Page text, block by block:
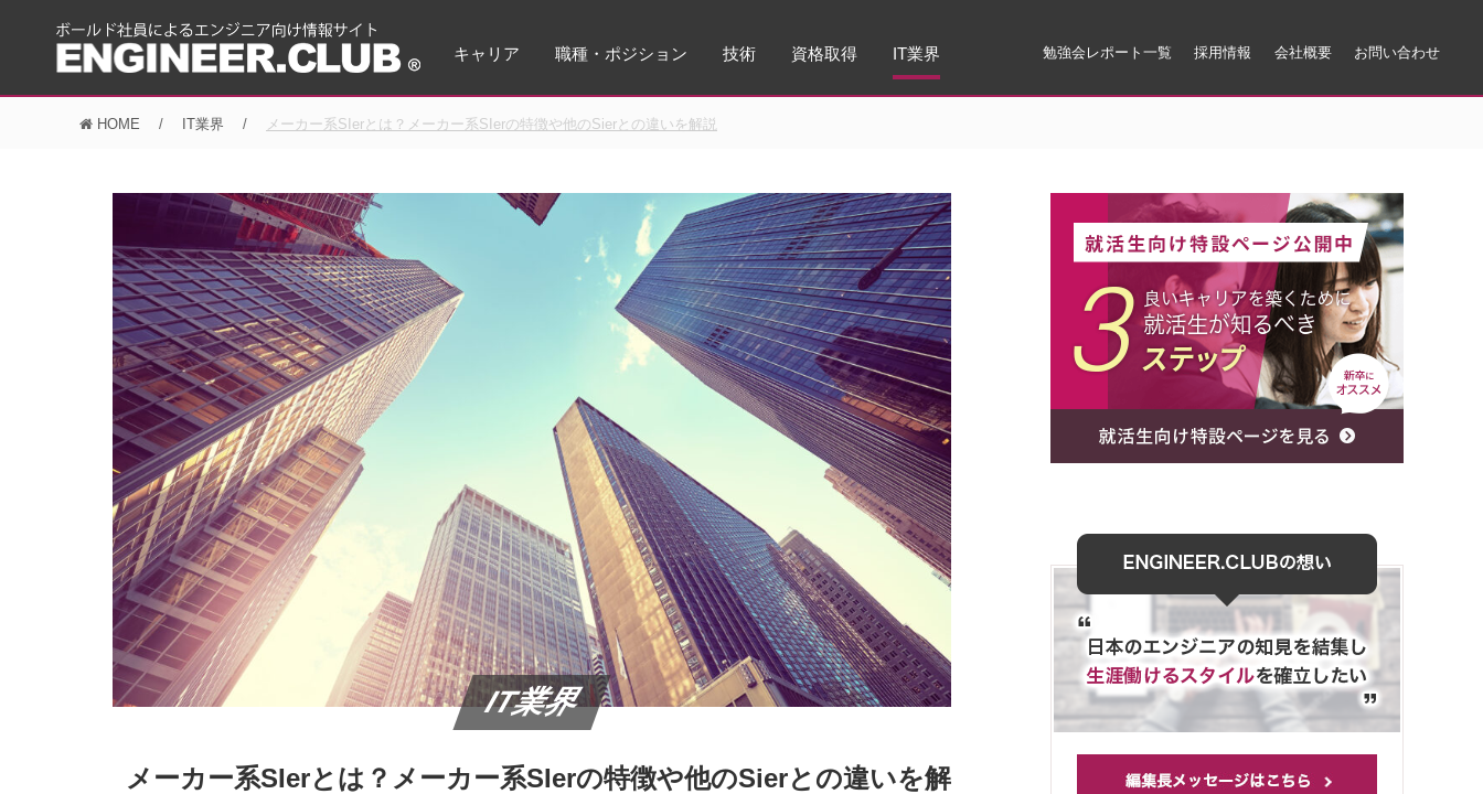
キャリア 職種・ポジション 技術 資格取得 IT業界 勉強会レポート一覧 採用情報 会社概要 お問い合わせ
HOME IT業界 メーカー系SIerとは？メーカー系SIerの特徴や他のSierとの違いを解説
IT業界
メーカー系SIerとは？メーカー系SIerの特徴や他のSierとの違いを解